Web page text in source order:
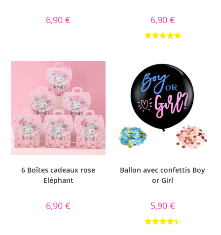
6,90€ 6,90 €
6 Boîtes cadeaux rose
Eléphant
6,90€
Ballon avec confettis Boy
or Girl
5,90 €